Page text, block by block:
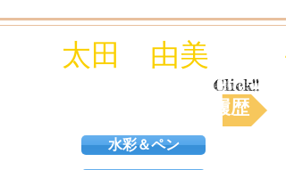
太田 由美 -
活動履歴
Click!!
水彩＆ペン